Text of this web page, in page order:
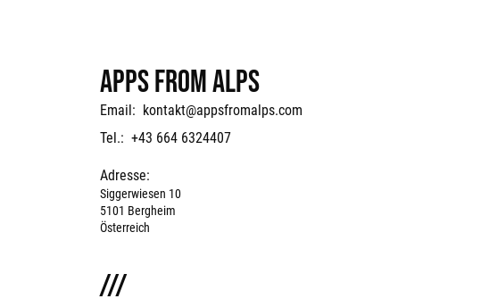
Adresse:
Siggerwiesen 10
5101 Bergheim
Österreich
Email: kontakt@appsfromalps.com
Tel.: +43 664 6324407
///
APPS FROM ALPS